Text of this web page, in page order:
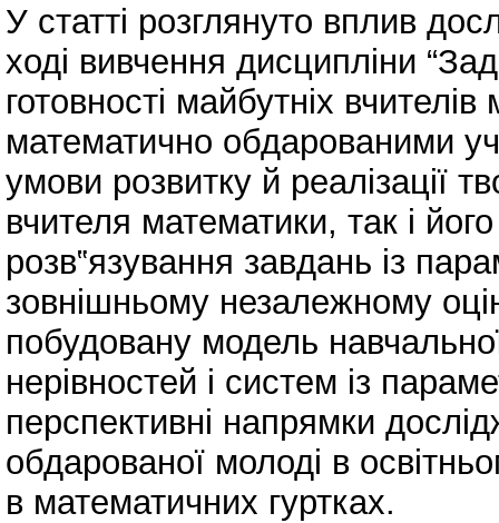
У статті розглянуто вплив
ході вивчення дисципліни
готовності майбутніх
математично обдарованими
умови розвитку й реалізації
вчителя математики, так і
розв‟язування завдань із
зовнішньому незалежному
побудовану модель
нерівностей і систем із
перспективні напрямки
обдарованої молоді в
в математичних гуртках.